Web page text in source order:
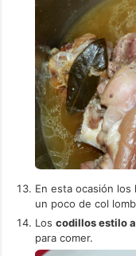
En esta ocasión
un poco de col
Loscodillos estilo
para comer.